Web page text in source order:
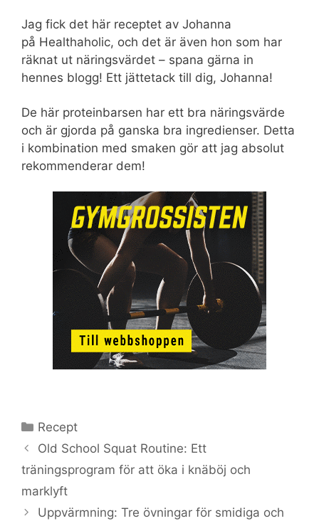
Jag fick det här receptet av Johanna
på Healthaholic, och det är även hon som har
räknat ut näringsvärdet – spana gärna in
hennes blogg! Ett jättetack till dig, Johanna!
De här proteinbarsen har ett bra näringsvärde
och är gjorda på ganska bra ingredienser. Detta
i kombination med smaken gör att jag absolut
rekommenderar dem!
Kategorier
Recept
Old School Squat Routine: Ett
träningsprogram för att öka i knäböj och
marklyft
Uppvärmning: Tre övningar för smidiga och